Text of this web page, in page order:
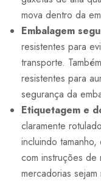
mova dentro da
Embalagem
resistentes para
transporte.
resistentes para
segurança da
Etiquetagem e
claramente
incluindo
com instruções de
mercadorias